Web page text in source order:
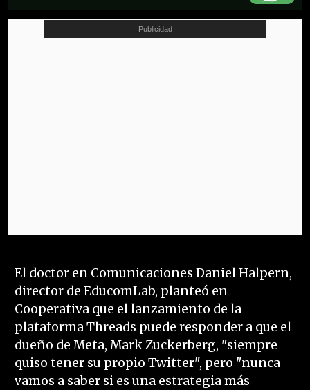
El doctor en Comunicaciones Daniel Halpern,
director de EducomLab, planteó en
Cooperativa que el lanzamiento de la
plataforma Threads puede responder a que el
dueño de Meta, Mark Zuckerberg, "siempre
quiso tener su propio Twitter", pero "nunca
vamos a saber si es una estrategia más